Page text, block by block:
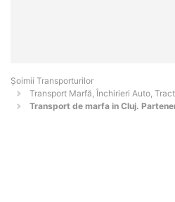
Șoimii Transporturilor
Transport Marfă, Închirieri Auto,
Transport de marfa in Cluj.